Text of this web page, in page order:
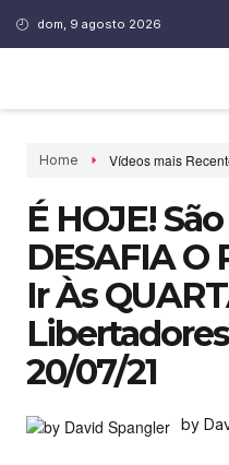
dom, 9 agosto 2026
Home Vídeos mais
É HOJE!
DESAFIA O
Ir Às
20/07/21
by